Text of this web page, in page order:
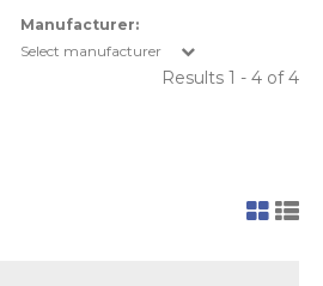
Manufacturer:
Select manufacturer
Results 1 - 4 of 4